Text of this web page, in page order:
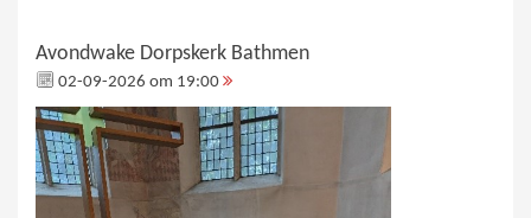
Avondwake Dorpskerk Bathmen
02-09-2026 om 19:00